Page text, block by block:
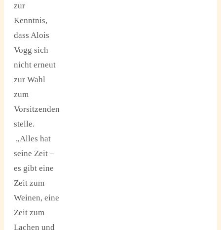
zur
Kenntnis,
dass Alois
Vogg sich
nicht erneut
zur Wahl
zum
Vorsitzenden
stelle.
„Alles hat
seine Zeit –
es gibt eine
Zeit zum
Weinen, eine
Zeit zum
Lachen und